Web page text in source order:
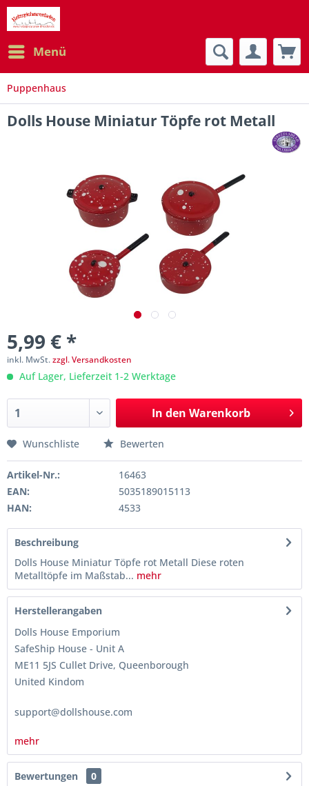
Menü
Puppenhaus
Dolls House Miniatur Töpfe rot Metall
5,99 € *
inkl. MwSt.zzgl. Versandkosten
Auf Lager, Lieferzeit 1-2 Werktage
In den Warenkorb
Wunschliste Bewerten
Artikel-Nr.:
16463
EAN:
5035189015113
HAN:
4533
Beschreibung
Dolls House Miniatur Töpfe rot Metall Diese roten
Metalltöpfe im Maßstab... mehr
Herstellerangaben
Dolls House Emporium
SafeShip House - Unit A
ME11 5JS Cullet Drive, Queenborough
United Kindom
support@dollshouse.com
mehr
Bewertungen
0